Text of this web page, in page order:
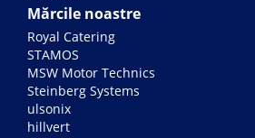
Mărcile noastre
Royal Catering
STAMOS
MSW Motor Technics
Steinberg Systems
ulsonix
hillvert